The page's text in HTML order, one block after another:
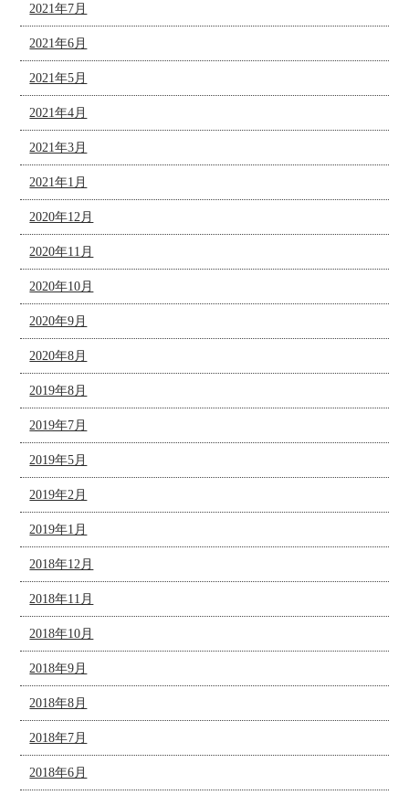
2021年7月
2021年6月
2021年5月
2021年4月
2021年3月
2021年1月
2020年12月
2020年11月
2020年10月
2020年9月
2020年8月
2019年8月
2019年7月
2019年5月
2019年2月
2019年1月
2018年12月
2018年11月
2018年10月
2018年9月
2018年8月
2018年7月
2018年6月